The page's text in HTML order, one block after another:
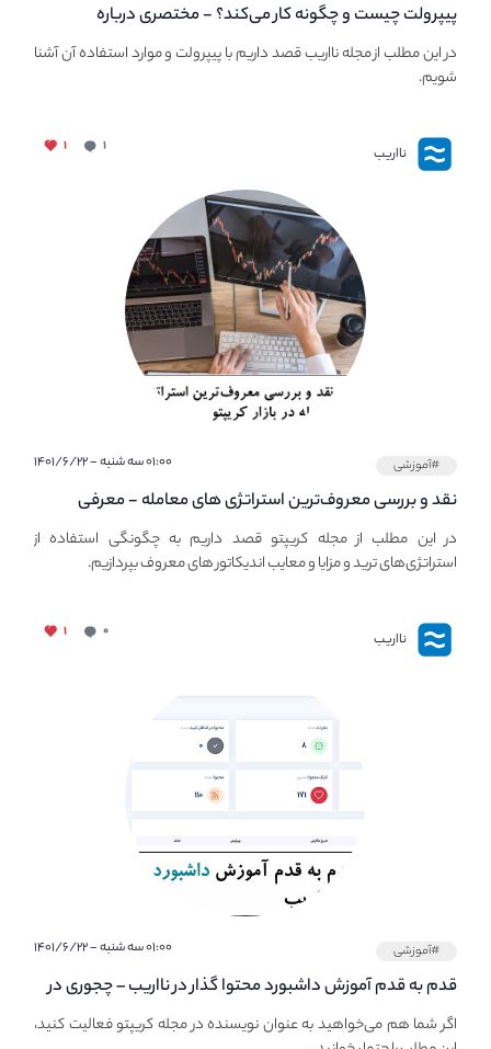
پیپر‌ولت چیست و چگونه کار می‌کند؟ - مختصری درباره
PaperWallet
در این مطلب از مجله نااریب قصد داریم با پیپر‌ولت و موارد استفاده آن آشنا
شویم.
نااریب ۱ ۱
#آموزشی ۰۱:۰۰ سه شنبه - ۱۴۰۱/۶/۲۲
نقد و بررسی معروف‌ترین استراتژی های معامله - معرفی
استراتژی های مهم ترید در بازار کریپتو
در این مطلب از مجله کریپتو قصد داریم به چگونگی استفاده از
استراتژی‌های ترید و مزایا و معایب اندیکاتور های معروف بپردازیم.
نااریب ۰ ۱
#آموزشی ۰۱:۰۰ سه شنبه - ۱۴۰۱/۶/۲۲
قدم به قدم آموزش داشبورد محتوا گذار در نااریب – چجوری در
نااریب محتوا بگذاریم؟
اگر شما هم می‌خواهید به عنوان نویسنده در مجله کریپتو فعالیت کنید،